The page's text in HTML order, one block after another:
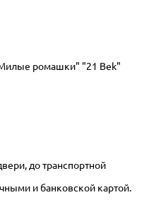
ромашки" "21 Bek"
до транспортной
и банковской картой.